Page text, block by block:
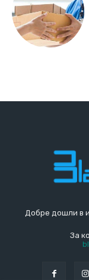
Добре дошли в
За